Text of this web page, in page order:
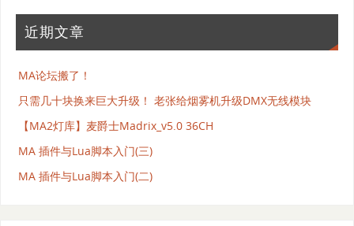
近期文章
MA论坛搬了！
只需几十块换来巨大升级！ 老张给烟雾机升级DMX无线模块
【MA2灯库】麦爵士Madrix_v5.0 36CH
MA 插件与Lua脚本入门(三)
MA 插件与Lua脚本入门(二)